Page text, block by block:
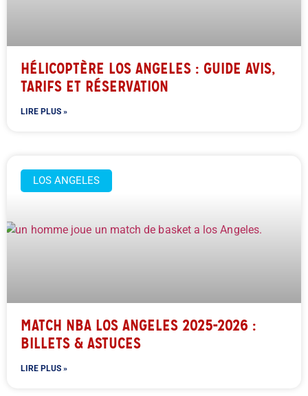
HÉLICOPTÈRE LOS ANGELES : GUIDE AVIS,
TARIFS ET RÉSERVATION
LIRE PLUS »
LOS ANGELES
MATCH NBA LOS ANGELES 2025-2026 :
BILLETS & ASTUCES
LIRE PLUS »